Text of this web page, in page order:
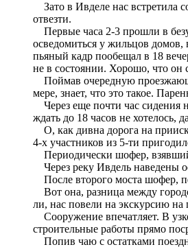
Зато в Ивделе нас встретила
отвезти.
Первые часа 2-3 прошли в
осведомиться у жильцов
пьяный кадр пообещал в 18
не в состоянии. Хорошо, что он
Поймав очередную
мере, знает, что это такое.
Через еще почти час сидения
ждать до 18 часов не
О, как дивна дорога на
4-х участников из 5-ти
Периодически шофер, взявший
Через реку Ивдель наведены
После второго моста шофер,
Вот она, разница между
ли, нас повели на экскурсию на
Сооружение впечатляет. В
строительные работы прямо
Попив чаю с остатками